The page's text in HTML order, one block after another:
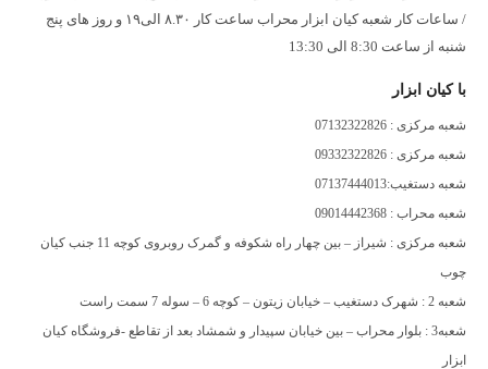
/ ساعات کار شعبه کیان ابزار محراب ساعت کار ۸.۳۰ الی۱۹ و روز های پنج
شنبه از ساعت 8:30 الی 13:30
با کیان ابزار
شعبه مرکزی : 07132322826
شعبه مرکزی : 09332322826
شعبه دستغیب:07137444013
شعبه محراب : 09014442368
شعبه مرکزی : شیراز – بین چهار راه شکوفه و گمرک روبروی کوچه 11 جنب کیان
چوب
شعبه 2 : شهرک دستغیب – خیابان زیتون – کوچه 6 – سوله 7 سمت راست
شعبه3 : بلوار محراب – بین خیابان سپیدار و شمشاد بعد از تقاطع -فروشگاه کیان
ابزار